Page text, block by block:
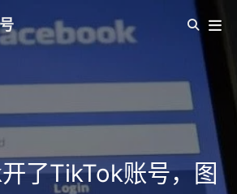
了TikTok账号，图